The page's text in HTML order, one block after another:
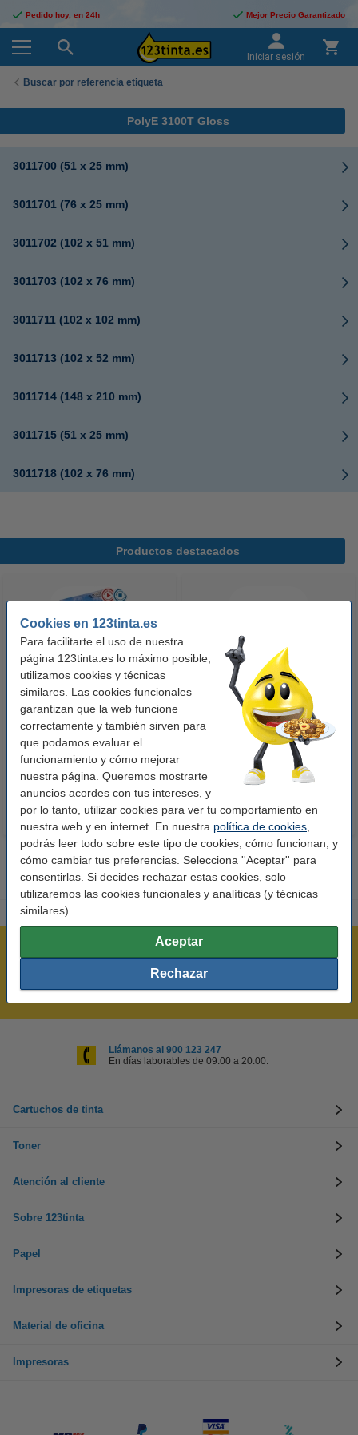
Cookies en 123tinta.es
Para facilitarte el uso de nuestra
página 123tinta.es lo máximo posible,
utilizamos cookies y técnicas
similares. Las cookies funcionales
garantizan que la web funcione
correctamente y también sirven para
que podamos evaluar el
funcionamiento y cómo mejorar
nuestra página. Queremos mostrarte
anuncios acordes con tus intereses, y
por lo tanto, utilizar cookies para ver tu comportamiento en
nuestra web y en internet. En nuestra política de cookies
podrás leer todo sobre este tipo de cookies, cómo funcionan, y
cómo cambiar tus preferencias. Selecciona ''Aceptar'' para
consentirlas. Si decides rechazar estas cookies, solo
utilizaremos las cookies funcionales y analíticas (y técnicas
similares).
Aceptar
Rechazar
Pedido hoy, en 24h Mejor Precio Garantizado
Iniciar sesión
Buscar por referencia etiqueta
PolyE 3100T Gloss
3011700 (51 x 25 mm)
3011701 (76 x 25 mm)
3011702 (102 x 51 mm)
3011703 (102 x 76 mm)
3011711 (102 x 102 mm)
3011713 (102 x 52 mm)
3011714 (148 x 210 mm)
3011715 (51 x 25 mm)
3011718 (102 x 76 mm)
Productos destacados
Premium Glossy brillo alto | 10 x
15 cm | 260g | 100 hojas
10,50 € Incl. 21% IVA
123tinta Pilas Alcalinas Xtreme
Power AA - LR06 - MN1500 - 24
unidades
14,50 € Incl. 21% IVA
Mejor Precio Garantizado
Llámanos al 900 123 247
En días laborables de 09:00 a 20:00.
Cartuchos de tinta
Toner
Atención al cliente
Sobre 123tinta
Papel
Impresoras de etiquetas
Material de oficina
Impresoras